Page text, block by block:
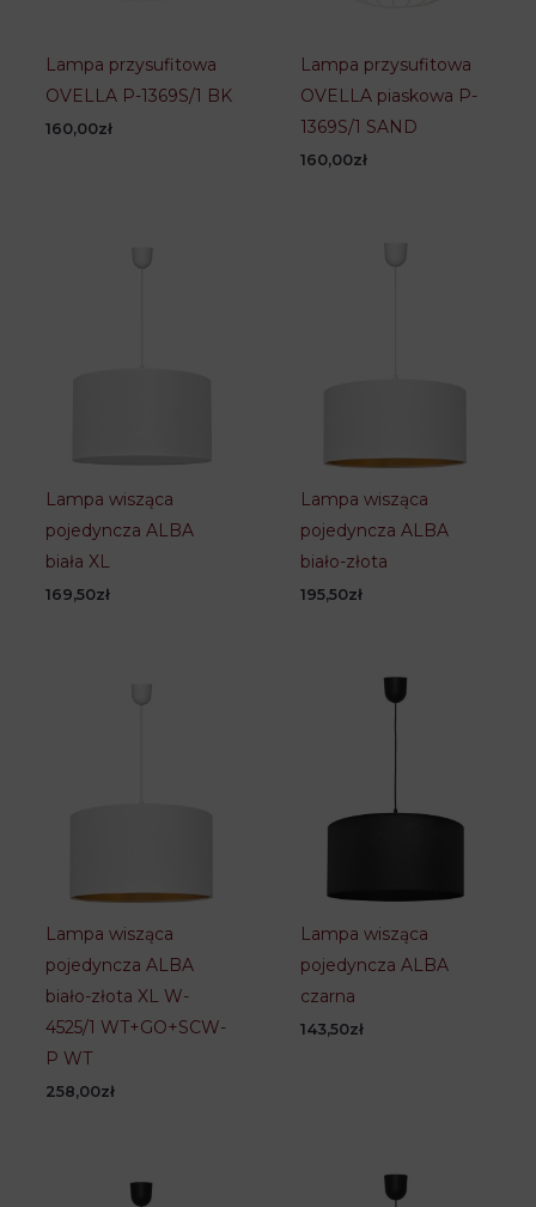
Lampa przysufitowa
OVELLA P-1369S/1 BK
160,00zł
Lampa przysufitowa
OVELLA piaskowa P-
1369S/1 SAND
160,00zł
Lampa wisząca
pojedyncza ALBA
biała XL
169,50zł
Lampa wisząca
pojedyncza ALBA
biało-złota
195,50zł
Lampa wisząca
pojedyncza ALBA
biało-złota XL W-
4525/1 WT+GO+SCW-
P WT
258,00zł
Lampa wisząca
pojedyncza ALBA
czarna
143,50zł